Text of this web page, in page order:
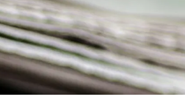
durables
Biodiversité et
Allégations